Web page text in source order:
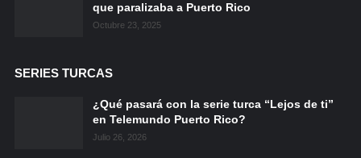
que paralizaba a Puerto Rico
Octubre 23, 2025
SERIES TURCAS
¿Qué pasará con la serie turca “Lejos de ti”
en Telemundo Puerto Rico?
Julio 26, 2026